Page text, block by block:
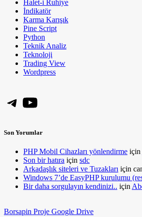
Halet-i Ruhiye
İndikatör
Karma Karışık
Pine Script
Python
Teknik Analiz
Teknoloji
Trading View
Wordpress
Telegram
YouTube
Son Yorumlar
PHP Mobil Cihazları yönlendirme için
Son bir hatıra için sdc
Arkadaşlık siteleri ve Tuzakları için
Windows 7’de EasyPHP kurulumu
Bir daha sorgulayın kendinizi.. için
Borsapin Proje Google Drive